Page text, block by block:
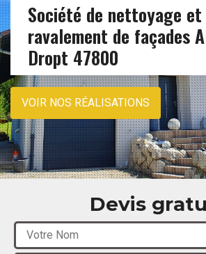
Société de nettoyage et
ravalement de façades
Dropt 47800
VOIR NOS RÉALISATIONS
Devis